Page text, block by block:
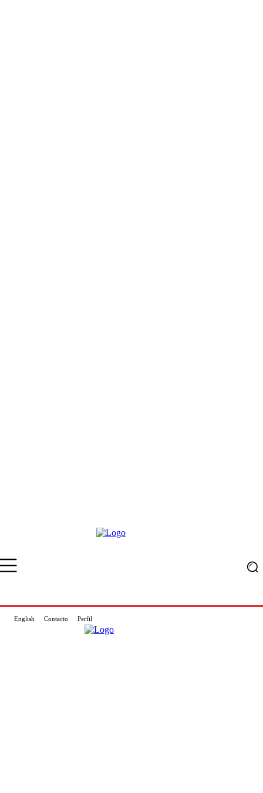
English Contacto Perfil